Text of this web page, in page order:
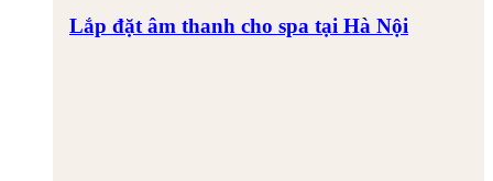
Lắp đặt âm thanh cho spa tại Hà Nội